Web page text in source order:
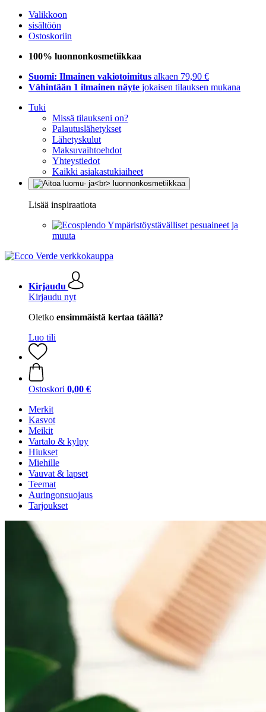
Valikkoon
sisältöön
Ostoskoriin
100% luonnonkosmetiikkaa
Suomi: Ilmainen vakiotoimitus alkaen 79,90 €
Vähintään 1 ilmainen näyte jokaisen tilauksen mukana
Tuki
Missä tilaukseni on?
Palautuslähetykset
Lähetyskulut
Maksuvaihtoehdot
Yhteystiedot
Kaikki asiakastukiaiheet
Lisää inspiraatiota
Ympäristöystävälliset pesuaineet ja
muuta
Kirjaudu
Kirjaudu nyt
Oletko ensimmäistä kertaa täällä?
Luo tili
Ostoskori 0,00 €
Merkit
Kasvot
Meikit
Vartalo & kylpy
Hiukset
Miehille
Vauvat & lapset
Teemat
Auringonsuojaus
Tarjoukset